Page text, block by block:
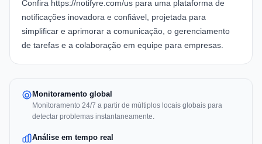
Confira https://notifyre.com/us para uma plataforma de
notificações inovadora e confiável, projetada para
simplificar e aprimorar a comunicação, o gerenciamento
de tarefas e a colaboração em equipe para empresas.
Monitoramento global
Monitoramento 24/7 a partir de múltiplos locais globais para
detectar problemas instantaneamente.
Análise em tempo real